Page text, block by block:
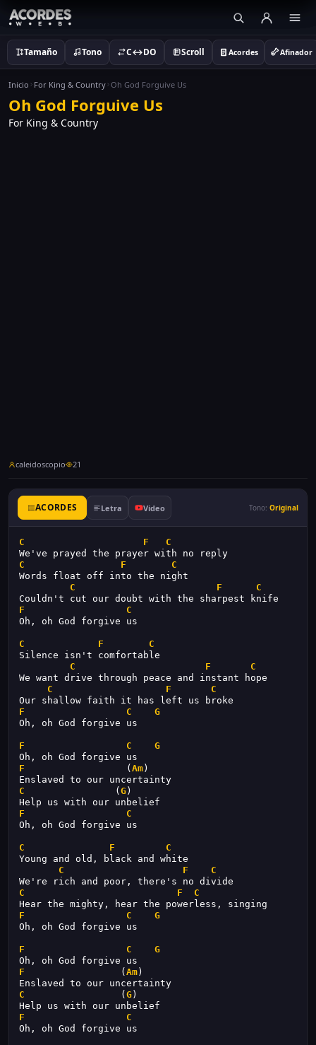
Tamaño Tono C↔DO Scroll Acordes Afinador
Inicio For King & Country Oh God Forguive Us
Oh God Forguive Us
For King & Country
caleidoscopio 21
ACORDES Letra Video Tono: Original
C F
C
We've prayed the prayer with no reply
C
F
C
Words float off into the night
C
F
C
Couldn't cut our doubt with the sharpest knife
F
C
Oh, oh God forgive us
C F
C
Silence isn't comfortable
C
F
C
We want drive through peace and instant hope
C
F
C
Our shallow faith it has left us broke
F
C
G
Oh, oh God forgive us
F C
G
Oh, oh God forgive us
F ( Am )
Enslaved to our uncertainty
C ( G )
Help us with our unbelief
F
C
Oh, oh God forgive us
C F
C
Young and old, black and white
C
F
C
We're rich and poor, there's no divide
C
F
C
Hear the mighty, hear the powerless, singing
F
C
G
Oh, oh God forgive us
F C
G
Oh, oh God forgive us
F ( Am )
Enslaved to our uncertainty
C ( G )
Help us with our unbelief
F
C
Oh, oh God forgive us